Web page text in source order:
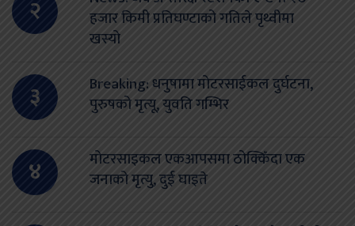
२
हजार किमी प्रतिघण्टाको गतिले पृथ्वीमा
खस्यो
३
Breaking: धनुषामा मोटरसाईकल दुर्घटना,
पुरुषको मृत्यू, युवति गम्भिर
४
मोटरसाइकल एकआपसमा ठोक्किँदा एक
जनाको मृत्यु, दुई घाइते